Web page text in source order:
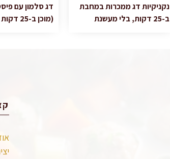
נקניקיות דג ממכרות במחבת
ב-25 דקות, בלי מעשנת
דג סלמון עם
(מוכן ב-25 דקות בתנור)